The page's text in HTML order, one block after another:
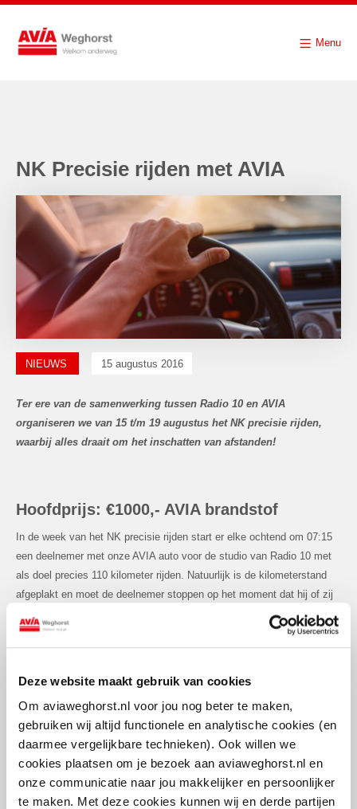
Deze website maakt gebruik van cookies
Om aviaweghorst.nl voor jou nog beter te maken,
gebruiken wij altijd functionele en analytische cookies (en
daarmee vergelijkbare technieken). Ook willen we
cookies plaatsen om je bezoek aan aviaweghorst.nl en
onze communicatie naar jou makkelijker en persoonlijker
te maken. Met deze cookies kunnen wij en derde partijen
Menu
NK Precisie rijden met AVIA
NIEUWS 15 augustus 2016
Ter ere van de samenwerking tussen Radio 10 en AVIA
organiseren we van 15 t/m 19 augustus het NK precisie rijden,
waarbij alles draait om het inschatten van afstanden!
Hoofdprijs: €1000,- AVIA brandstof
In de week van het NK precisie rijden start er elke ochtend om 07:15
een deelnemer met onze AVIA auto voor de studio van Radio 10 met
als doel precies 110 kilometer rijden. Natuurlijk is de kilometerstand
afgeplakt en moet de deelnemer stoppen op het moment dat hij of zij
denkt 110 kilometer te hebben gereden. De deelnemer die de afstand
het beste weet in te schatten krijgt een tankpas bij AVIA t.w.v. 1000
euro!Meld je hier aan voor het NK precisie rijden
Raad jij het goed?
Daarnaast krijgen er nog meer mensen een leuke prijs: er is namelijk
ook de mogelijkheid om €100,- aan brandstof te winnen als luisteraar!
Het enige dat je hoeft te doen is raden of de kandidaat meer of minder
dan 110 km rijdt.